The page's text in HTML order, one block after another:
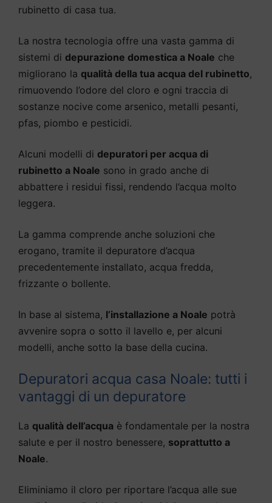
rubinetto di casa tua.
La nostra tecnologia offre una vasta gamma di
sistemi di depurazione domestica a Noale che
migliorano la qualità della tua acqua del rubinetto,
rimuovendo l’odore del cloro e ogni traccia di
sostanze nocive come arsenico, metalli pesanti,
pfas, piombo e pesticidi.
Alcuni modelli di depuratori per acqua di
rubinetto a Noale sono in grado anche di
abbattere i residui fissi, rendendo l’acqua molto
leggera.
La gamma comprende anche soluzioni che
erogano, tramite il depuratore d’acqua
precedentemente installato, acqua fredda,
frizzante o bollente.
In base al sistema, l’installazione a Noale potrà
avvenire sopra o sotto il lavello e, per alcuni
modelli, anche sotto la base della cucina.
Depuratori acqua casa Noale: tutti i
vantaggi di un depuratore
La qualità dell’acqua è fondamentale per la nostra
salute e per il nostro benessere, soprattutto a
Noale.
Eliminiamo il cloro per riportare l’acqua alle sue